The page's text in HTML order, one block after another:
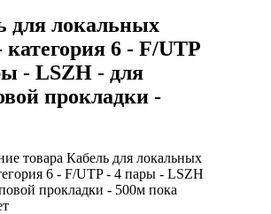
для локальных
категория 6 - F/UTP
- LSZH - для
прокладки -
товара Кабель для локальных
6 - F/UTP - 4 пары - LSZH
прокладки - 500м пока